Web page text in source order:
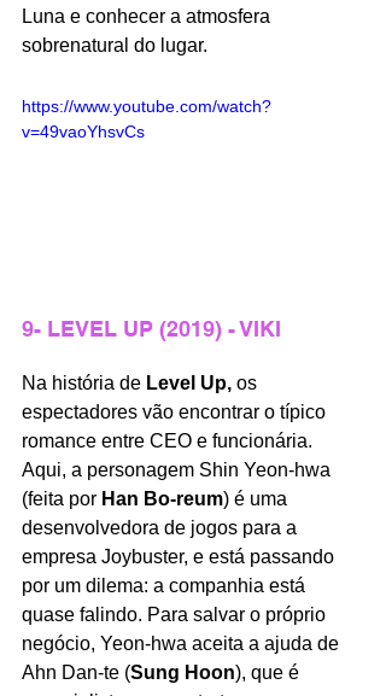
Luna e conhecer a atmosfera
sobrenatural do lugar.
https://www.youtube.com/watch?
v=49vaoYhsvCs
9- LEVEL UP (2019) - VIKI
Na história de Level Up, os
espectadores vão encontrar o típico
romance entre CEO e funcionária.
Aqui, a personagem Shin Yeon-hwa
(feita por Han Bo-reum) é uma
desenvolvedora de jogos para a
empresa Joybuster, e está passando
por um dilema: a companhia está
quase falindo. Para salvar o próprio
negócio, Yeon-hwa aceita a ajuda de
Ahn Dan-te (Sung Hoon), que é